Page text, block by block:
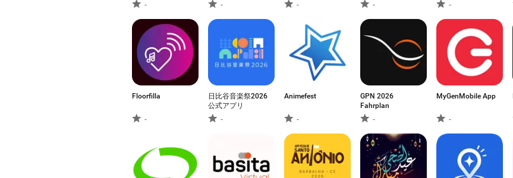
- -
-
-
-
Floorfilla
-
日比谷音楽祭2026
公式アプリ
-
Animefest
-
GPN 2026
Fahrplan
-
MyGenMobile App
-